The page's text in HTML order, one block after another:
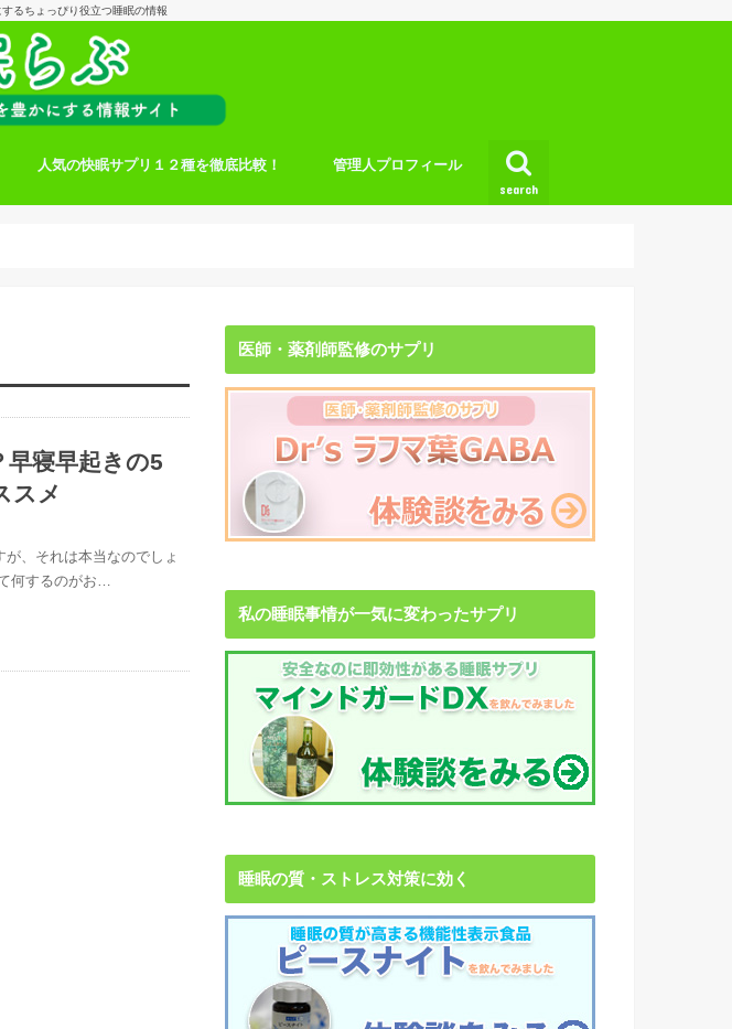
るちょっぴり役立つ睡眠の情報
search
人気の快眠サプリ１２種を徹底比較！ 管理人プロフィール
早寝早起きの5
スメ
、それは本当なのでしょ
何するのがお…
医師・薬剤師監修のサプリ
私の睡眠事情が一気に変わったサプリ
睡眠の質・ストレス対策に効く